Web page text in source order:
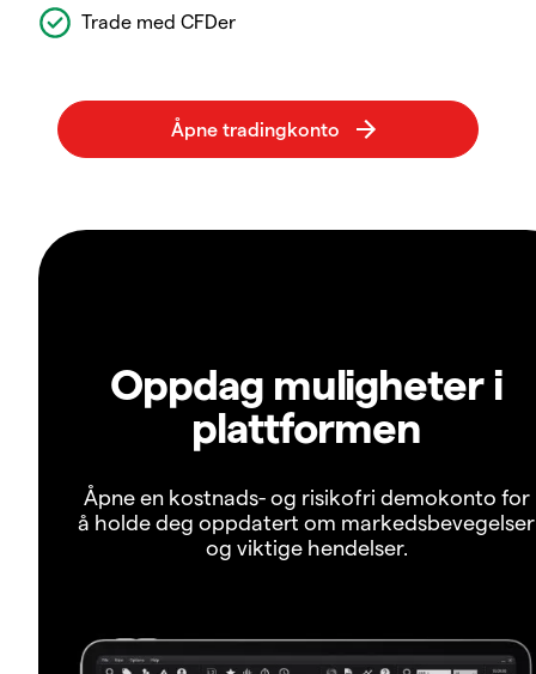
Trade med CFDer
Oppdag muligheter i
plattformen
Åpne en kostnads- og risikofri demokonto for
å holde deg oppdatert om markedsbevegelser
og viktige hendelser.